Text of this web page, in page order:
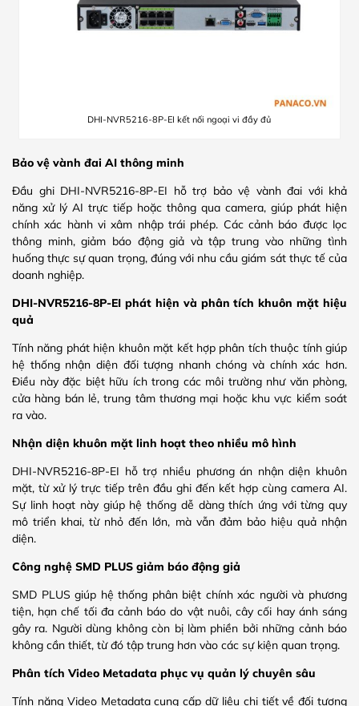
DHI-NVR5216-8P-EI kết nối ngoại vi đầy đủ
Bảo vệ vành đai AI thông minh
Đầu ghi DHI-NVR5216-8P-EI hỗ trợ bảo vệ vành đai với khả
năng xử lý AI trực tiếp hoặc thông qua camera, giúp phát hiện
chính xác hành vi xâm nhập trái phép. Các cảnh báo được lọc
thông minh, giảm báo động giả và tập trung vào những tình
huống thực sự quan trọng, đúng với nhu cầu giám sát thực tế của
doanh nghiệp.
DHI-NVR5216-8P-EI phát hiện và phân tích khuôn mặt hiệu
quả
Tính năng phát hiện khuôn mặt kết hợp phân tích thuộc tính giúp
hệ thống nhận diện đối tượng nhanh chóng và chính xác hơn.
Điều này đặc biệt hữu ích trong các môi trường như văn phòng,
cửa hàng bán lẻ, trung tâm thương mại hoặc khu vực kiểm soát
ra vào.
Nhận diện khuôn mặt linh hoạt theo nhiều mô hình
DHI-NVR5216-8P-EI hỗ trợ nhiều phương án nhận diện khuôn
mặt, từ xử lý trực tiếp trên đầu ghi đến kết hợp cùng camera AI.
Sự linh hoạt này giúp hệ thống dễ dàng thích ứng với từng quy
mô triển khai, từ nhỏ đến lớn, mà vẫn đảm bảo hiệu quả nhận
diện.
Công nghệ SMD PLUS giảm báo động giả
SMD PLUS giúp hệ thống phân biệt chính xác người và phương
tiện, hạn chế tối đa cảnh báo do vật nuôi, cây cối hay ánh sáng
gây ra. Người dùng không còn bị làm phiền bởi những cảnh báo
không cần thiết, từ đó tập trung hơn vào các sự kiện quan trọng.
Phân tích Video Metadata phục vụ quản lý chuyên sâu
Tính năng Video Metadata cung cấp dữ liệu chi tiết về đối tượng